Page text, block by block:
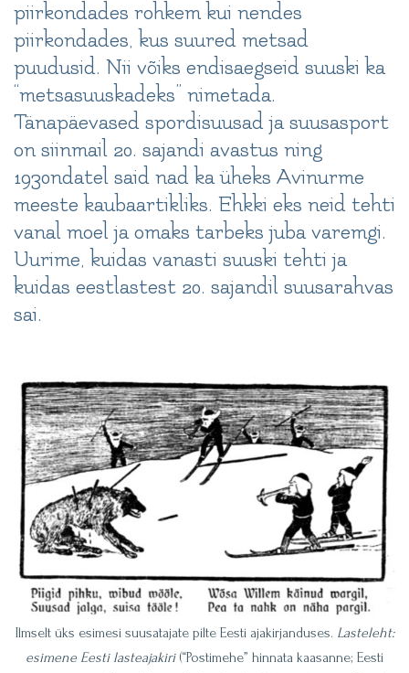
piirkondades rohkem kui nendes
piirkondades, kus suured metsad
puudusid. Nii võiks endisaegseid suuski ka
“metsasuuskadeks” nimetada.
Tänapäevased spordisuusad ja suusasport
on siinmail 20. sajandi avastus ning
1930ndatel said nad ka üheks Avinurme
meeste kaubaartikliks. Ehkki eks neid tehti
vanal moel ja omaks tarbeks juba varemgi.
Uurime, kuidas vanasti suuski tehti ja
kuidas eestlastest 20. sajandil suusarahvas
sai.
Ilmselt üks esimesi suusatajate pilte Eesti ajakirjanduses. Lasteleht:
esimene Eesti lasteajakiri(“Postimehe” hinnata kaasanne; Eesti